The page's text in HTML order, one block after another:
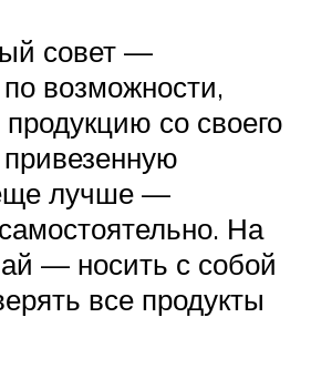
совет —
возможности,
со своего
лучше —
На
— носить с собой
все продукты